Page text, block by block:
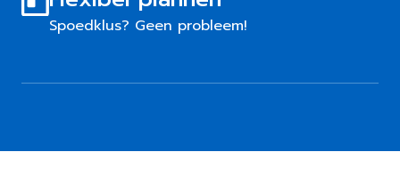
Spoedklus? Geen probleem!